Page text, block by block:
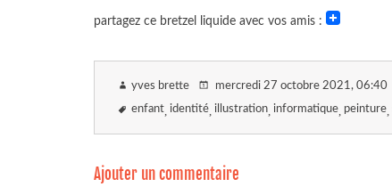
partagez ce bretzel liquide avec vos amis :
yves brette mercredi 27 octobre 2021, 06:40
enfant identité illustration informatique peinture
Ajouter un commentaire